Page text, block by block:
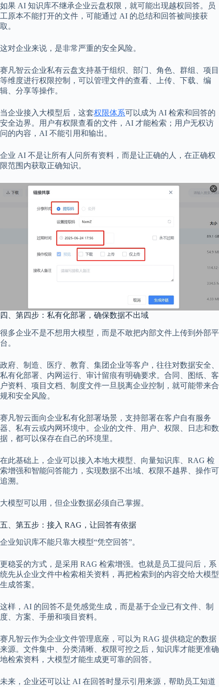
如果 AI 知识库不继承企业云盘权限，就可能出现越权回答。员
工原本不能打开的文件，可能通过 AI 的总结和回答被间接获
取。
这对企业来说，是非常严重的安全风险。
赛凡智云企业私有云盘支持基于组织、部门、角色、群组、项目
等维度进行权限控制，可以管理文件的查看、上传、下载、编
辑、分享等操作。
当企业接入大模型后，这套权限体系可以成为 AI 检索和回答的
安全边界。用户有权限查看的文件，AI 才能检索；用户无权访
问的内容，AI 不能引用和输出。
企业 AI 不是让所有人问所有资料，而是让正确的人，在正确权
限范围内获取正确知识。
四、第四步：私有化部署，确保数据不出域
很多企业不是不想用大模型，而是不敢把内部文件上传到外部平
台。
政府、制造、医疗、教育、集团企业等客户，往往对数据安全、
私有化部署、内网运行、审计留痕有明确要求。合同、图纸、客
户资料、项目文档、制度文件一旦脱离企业控制，就可能带来合
规和安全风险。
赛凡智云面向企业私有化部署场景，支持部署在客户自有服务
器、私有云或内网环境中。企业的文件、用户、权限、日志和数
据，都可以保存在自己的环境里。
在此基础上，企业可以接入本地大模型、向量知识库、RAG 检
索增强和智能问答能力，实现数据不出域、权限不越界、操作可
追溯。
大模型可以用，但企业数据必须自己掌握。
五、第五步：接入 RAG，让回答有依据
企业知识库不能只靠大模型“凭空回答”。
更稳妥的方式，是采用 RAG 检索增强。也就是员工提问后，系
统先从企业文件中检索相关资料，再把检索到的内容交给大模型
生成答案。
这样，AI 的回答不是凭感觉生成，而是基于企业已有文件、制
度、方案、手册和项目资料。
赛凡智云作为企业文件管理底座，可以为 RAG 提供稳定的数据
来源。文件集中、分类清晰、权限可控之后，知识库才能更准确
地检索资料，大模型才能生成更可靠的回答。
未来，企业还可以让 AI 在回答时显示引用来源，帮助员工知道